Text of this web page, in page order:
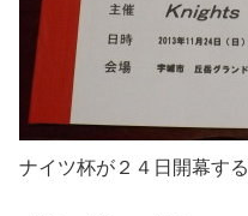
ナイツ杯が２４日開幕する